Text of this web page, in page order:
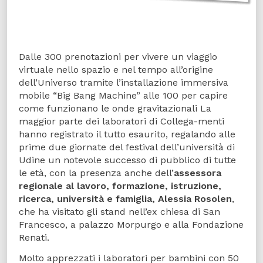
Dalle 300 prenotazioni per vivere un viaggio
virtuale nello spazio e nel tempo all’origine
dell’Universo tramite l’installazione immersiva
mobile “Big Bang Machine” alle 100 per capire
come funzionano le onde gravitazionali La
maggior parte dei laboratori di Collega-menti
hanno registrato il tutto esaurito, regalando alle
prime due giornate del festival dell’università di
Udine un notevole successo di pubblico di tutte
le età, con la presenza anche dell’assessora
regionale al lavoro, formazione, istruzione,
ricerca, università e famiglia, Alessia Rosolen,
che ha visitato gli stand nell’ex chiesa di San
Francesco, a palazzo Morpurgo e alla Fondazione
Renati.
Molto apprezzati i laboratori per bambini con 50